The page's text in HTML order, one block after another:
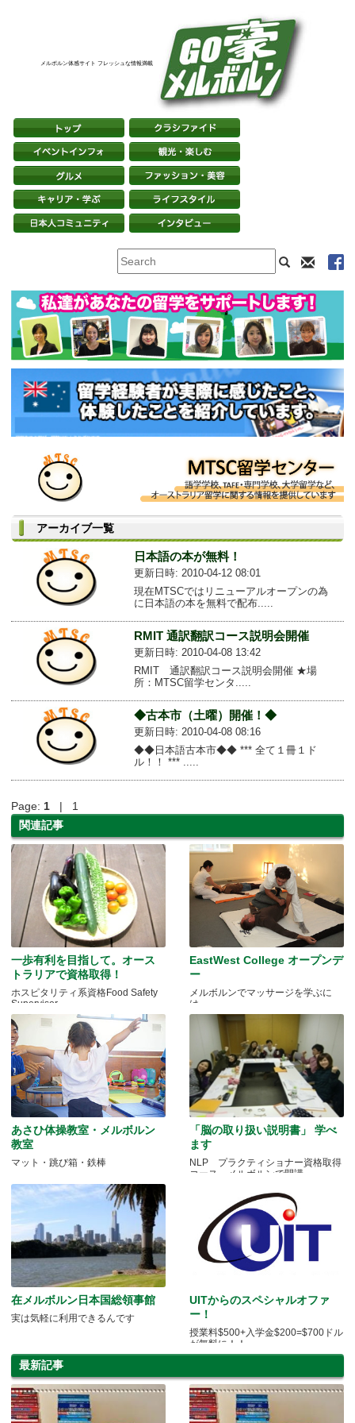
メルボルン体感サイト フレッシュな情報満載
アーカイブ一覧
日本語の本が無料！
更新日時: 2010-04-12 08:01
現在MTSCではリニューアルオープンの為
に日本語の本を無料で配布.....
RMIT 通訳翻訳コース説明会開催
更新日時: 2010-04-08 13:42
RMIT 通訳翻訳コース説明会開催 ★場
所：MTSC留学センタ.....
◆古本市（土曜）開催！◆
更新日時: 2010-04-08 08:16
◆◆日本語古本市◆◆ *** 全て１冊１ド
ル！！ *** .....
Page: 1 | 1
関連記事
一歩有利を目指して。オース
トラリアで資格取得！
ホスピタリティ系資格Food Safety
Supervisor
EastWest College オープンデ
ー
メルボルンでマッサージを学ぶに
は．．．
あさひ体操教室・メルボルン
教室
マット・跳び箱・鉄棒
「脳の取り扱い説明書」 学べ
ます
NLP プラクティショナー資格取得
コース メルボルンで開講
在メルボルン日本国総領事館
実は気軽に利用できるんです
UITからのスペシャルオファ
ー！
授業料$500+入学金$200=$700ドル
が無料に！！
最新記事